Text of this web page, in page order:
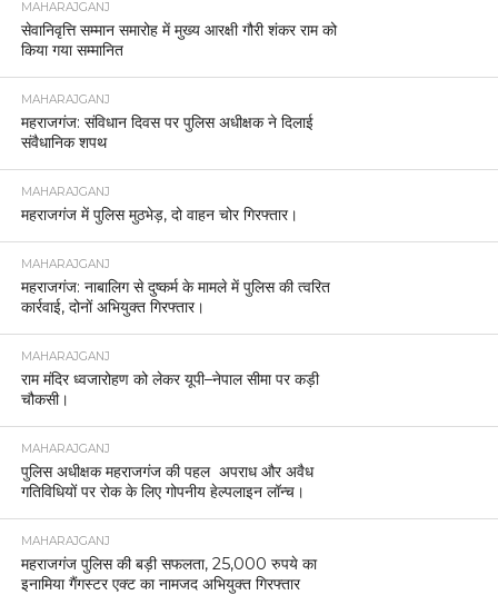
MAHARAJGANJ
सेवानिवृत्ति सम्मान समारोह में मुख्य आरक्षी गौरी शंकर राम को
किया गया सम्मानित
MAHARAJGANJ
महराजगंज: संविधान दिवस पर पुलिस अधीक्षक ने दिलाई
संवैधानिक शपथ
MAHARAJGANJ
महराजगंज में पुलिस मुठभेड़, दो वाहन चोर गिरफ्तार।
MAHARAJGANJ
महराजगंज: नाबालिग से दुष्कर्म के मामले में पुलिस की त्वरित
कार्रवाई, दोनों अभियुक्त गिरफ्तार।
MAHARAJGANJ
राम मंदिर ध्वजारोहण को लेकर यूपी–नेपाल सीमा पर कड़ी
चौकसी।
MAHARAJGANJ
पुलिस अधीक्षक महराजगंज की पहल अपराध और अवैध
गतिविधियों पर रोक के लिए गोपनीय हेल्पलाइन लॉन्च।
MAHARAJGANJ
महराजगंज पुलिस की बड़ी सफलता, 25,000 रुपये का
इनामिया गैंगस्टर एक्ट का नामजद अभियुक्त गिरफ्तार